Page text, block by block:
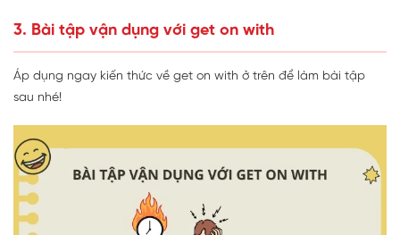
3. Bài tập vận dụng với get on with
Áp dụng ngay kiến thức về get on with ở trên để làm bài tập
sau nhé!